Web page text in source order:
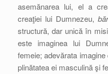
asemănarea lui, el a
creaţiei lui Dumnezeu,
structură, dar unică în
este imaginea lui
femeie; adevărata
plinătatea ei masculină şi